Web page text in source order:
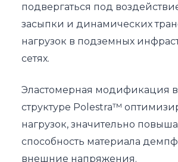
подвергаться под
засыпки и динамических
нагрузок в подземных
сетях.
Эластомерная модификация
структуре Polestra™
нагрузок, значительно
способность материала
внешние напряжения.